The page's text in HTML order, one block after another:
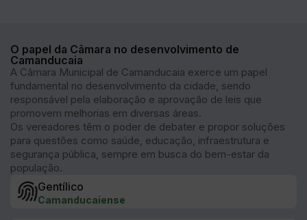
para questões como saúde, educação, infraestrutura e
segurança pública, sempre em busca do bem-estar da
população.
Gentílico
Camanducaiense
População
29.536
1868